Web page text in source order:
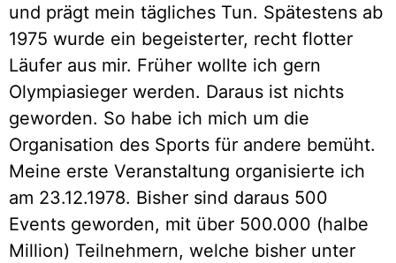
und prägt mein tägliches Tun. Spätestens ab
1975 wurde ein begeisterter, recht flotter
Läufer aus mir. Früher wollte ich gern
Olympiasieger werden. Daraus ist nichts
geworden. So habe ich mich um die
Organisation des Sports für andere bemüht.
Meine erste Veranstaltung organisierte ich
am 23.12.1978. Bisher sind daraus 500
Events geworden, mit über 500.000 (halbe
Million) Teilnehmern, welche bisher unter